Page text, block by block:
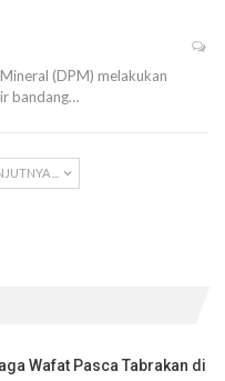
(DPM) melakukan
bandang…
...
Wafat Pasca Tabrakan di